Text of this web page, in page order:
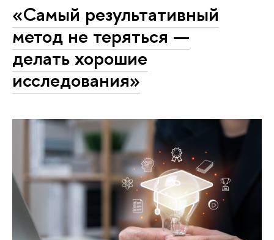
«Самый результативный
метод не теряться —
делать хорошие
исследования»